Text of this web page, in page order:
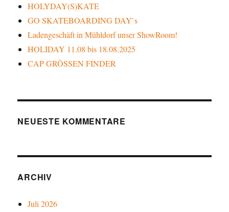
HOLYDAY(S)KATE
GO SKATEBOARDING DAY`s
Ladengeschäft in Mühldorf unser ShowRoom!
HOLIDAY 11.08 bis 18.08.2025
CAP GRÖSSEN FINDER
NEUESTE KOMMENTARE
ARCHIV
Juli 2026